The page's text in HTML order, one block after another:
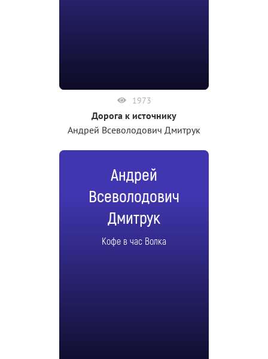
1973
Дорога к источнику
Андрей Всеволодович Дмитрук
Андрей
Всеволодович
Дмитрук
Кофе в час Волка